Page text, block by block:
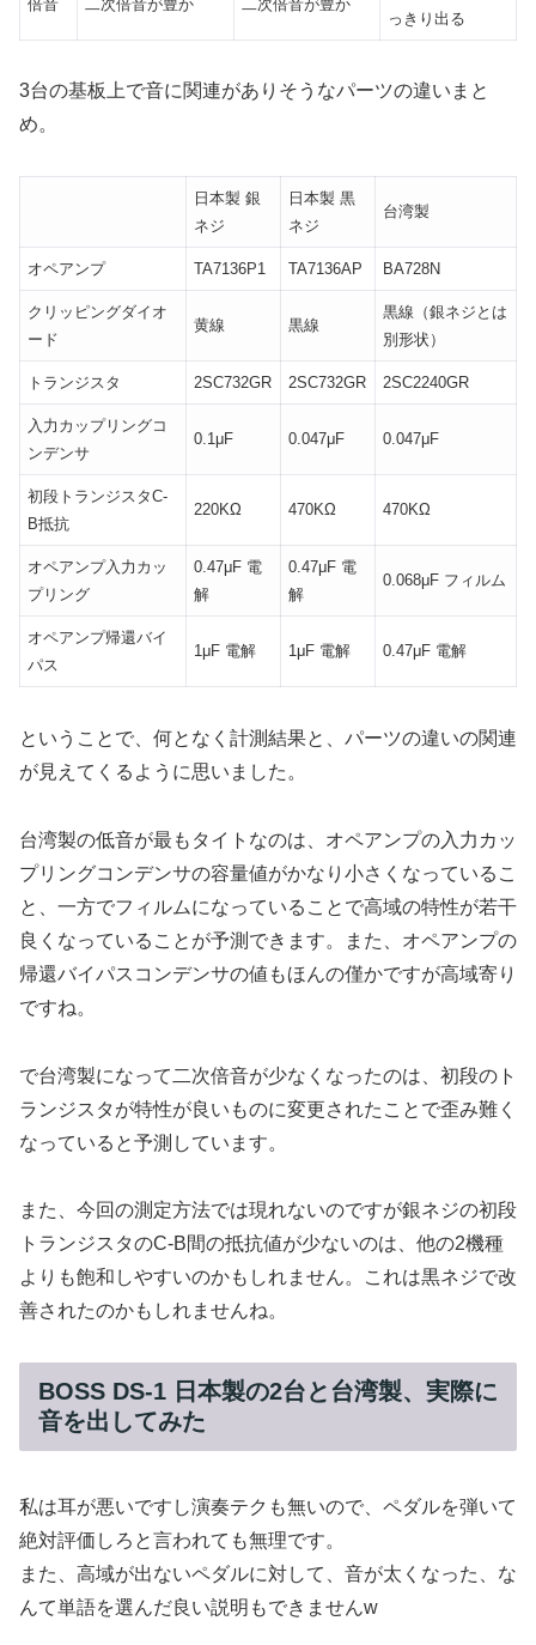
倍音 二次倍音が豊か
二次倍音が豊か
っきり出る
3台の基板上で音に関連がありそうなパーツの違いまと
め。
日本製 銀
ネジ
日本製 黒
ネジ
台湾製
オペアンプ TA7136P1 TA7136AP BA728N
クリッピングダイオ
ード
黄線 黒線
黒線（銀ネジとは
別形状）
トランジスタ 2SC732GR 2SC732GR 2SC2240GR
入力カップリングコ
ンデンサ
0.1μF 0.047μF 0.047μF
初段トランジスタC-
B抵抗
220KΩ 470KΩ 470KΩ
オペアンプ入力カッ
プリング
0.47μF 電
解
0.47μF 電
解
0.068μF フィルム
オペアンプ帰還バイ
パス
1μF 電解 1μF 電解 0.47μF 電解
ということで、何となく計測結果と、パーツの違いの関連
が見えてくるように思いました。
台湾製の低音が最もタイトなのは、オペアンプの入力カッ
プリングコンデンサの容量値がかなり小さくなっているこ
と、一方でフィルムになっていることで高域の特性が若干
良くなっていることが予測できます。また、オペアンプの
帰還バイパスコンデンサの値もほんの僅かですが高域寄り
ですね。
で台湾製になって二次倍音が少なくなったのは、初段のト
ランジスタが特性が良いものに変更されたことで歪み難く
なっていると予測しています。
また、今回の測定方法では現れないのですが銀ネジの初段
トランジスタのC-B間の抵抗値が少ないのは、他の2機種
よりも飽和しやすいのかもしれません。これは黒ネジで改
善されたのかもしれませんね。
BOSS DS-1 日本製の2台と台湾製、実際に
音を出してみた
私は耳が悪いですし演奏テクも無いので、ペダルを弾いて
絶対評価しろと言われても無理です。
また、高域が出ないペダルに対して、音が太くなった、な
んて単語を選んだ良い説明もできませんw